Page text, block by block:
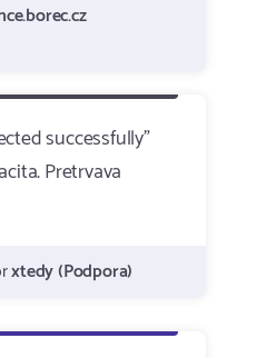
successfully"
Pretrvava
xtedy (Podpora)